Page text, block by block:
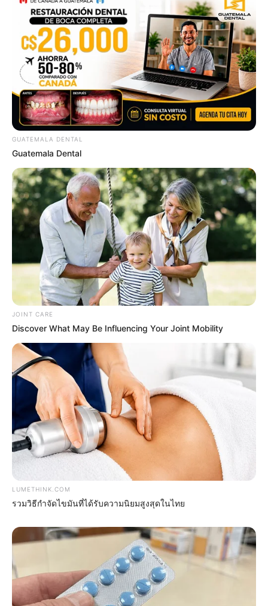
Erase Joint Agony In 7 Days With This Simple Trick!
It's Genius
FORGE BODY
Young Woman Signals On Plane – Watch Flight
Attendant's Reaction
BUZZDAY
Polar Bear Approaches Fishermen - Watch
BUZZDAY
Remember Albert? You Better Sit Down Before You
See Him Today
GUATEMALA DENTAL
Guatemala Dental
JOINT CARE
Discover What May Be Influencing Your Joint Mobility
LUMETHINK.COM
รวมวิธีกำจัดไขมันที่ได้รับความนิยมสูงสุดในไทย